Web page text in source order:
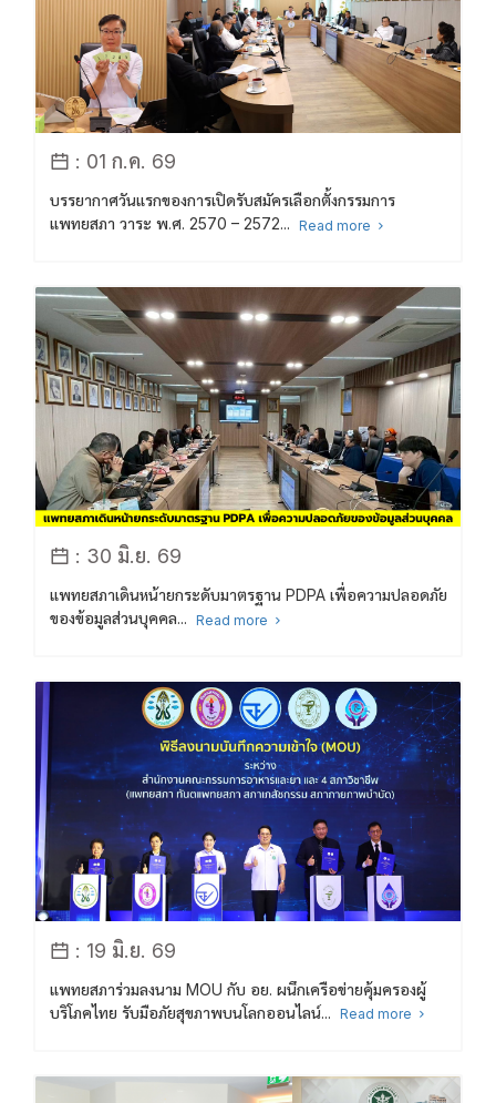
: 01 ก.ค. 69
บรรยากาศวันแรกของการเปิดรับสมัครเลือกตั้งกรรมการ
แพทยสภา วาระ พ.ศ. 2570 – 2572... Read more
: 30 มิ.ย. 69
แพทยสภาเดินหน้ายกระดับมาตรฐาน PDPA เพื่อความปลอดภัย
ของข้อมูลส่วนบุคคล... Read more
: 19 มิ.ย. 69
แพทยสภาร่วมลงนาม MOU กับ อย. ผนึกเครือข่ายคุ้มครองผู้
บริโภคไทย รับมือภัยสุขภาพบนโลกออนไลน์... Read more